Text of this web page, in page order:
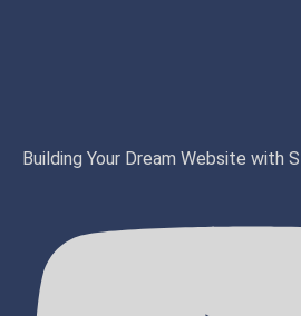
Building Your Dream Website with